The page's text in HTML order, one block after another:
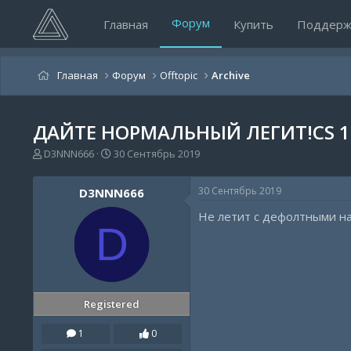
Главная Форум Купить
Главная Форум Offtopic Archive
ДАЙТЕ НОРМАЛЬНЫЙ ЛЕГИТ!CS
А
т
D3NNN666
Д
т
а
н
ч
а
а
30 Сентябрь 2019
D3NNN666
D
Registered
1
0
30 Сентябрь 2019
Не летит с дефолтными